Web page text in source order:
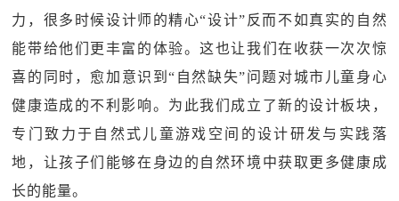
力，很多时候设计师的精心“设计”反而不如真实的自然
能带给他们更丰富的体验。这也让我们在收获一次次惊
喜的同时，愈加意识到“自然缺失”问题对城市儿童身心
健康造成的不利影响。为此我们成立了新的设计板块，
专门致力于自然式儿童游戏空间的设计研发与实践落
地，让孩子们能够在身边的自然环境中获取更多健康成
长的能量。